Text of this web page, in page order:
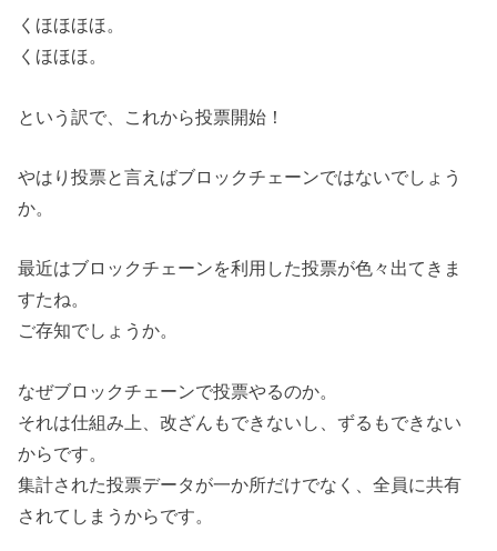
くほほほほ。
くほほほ。
という訳で、これから投票開始！
やはり投票と言えばブロックチェーンではないでしょう
か。
最近はブロックチェーンを利用した投票が色々出てきま
すたね。
ご存知でしょうか。
なぜブロックチェーンで投票やるのか。
それは仕組み上、改ざんもできないし、ずるもできない
からです。
集計された投票データが一か所だけでなく、全員に共有
されてしまうからです。